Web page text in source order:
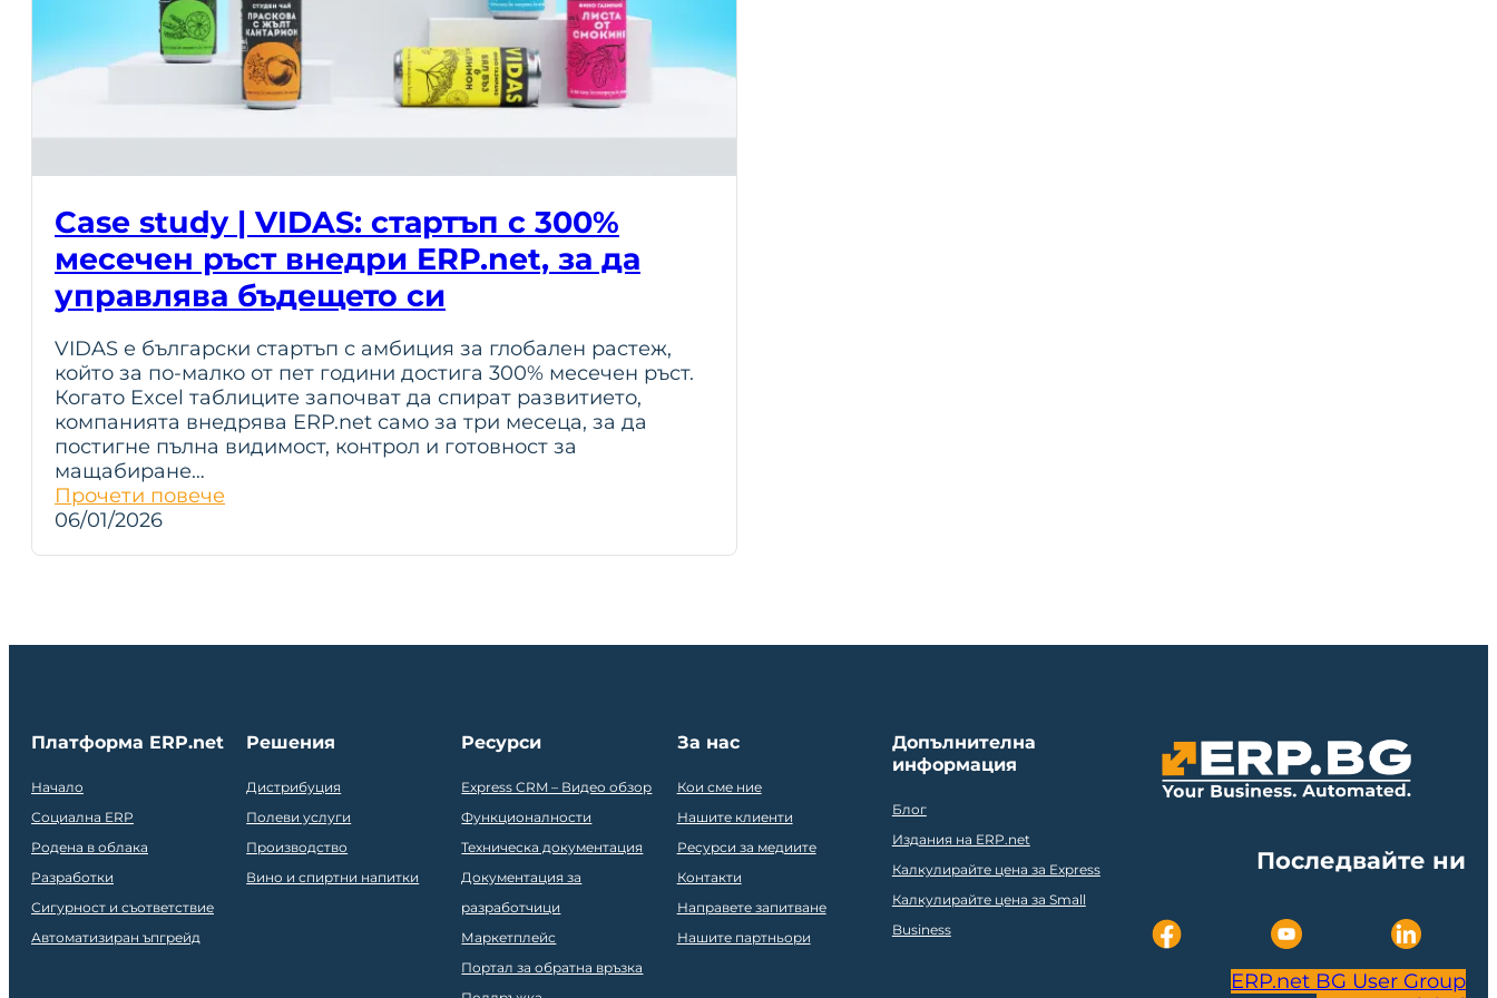
Case study | VIDAS: стартъп с 300%
месечен ръст внедри ERP.net, за да
управлява бъдещето си
VIDAS е български стартъп с амбиция за глобален растеж,
който за по-малко от пет години достига 300% месечен ръст.
Когато Excel таблиците започват да спират развитието,
компанията внедрява ERP.net само за три месеца, за да
постигне пълна видимост, контрол и готовност за
мащабиране…
Прочети повече
06/01/2026
Платформа ERP.net
Начало
Социална ERP
Родена в облака
Разработки
Сигурност и съответствие
Автоматизиран ъпгрейд
Решения
Дистрибуция
Полеви услуги
Производство
Вино и спиртни напитки
Ресурси
Express CRM – Видео обзор
Функционалности
Техническа документация
Документация за
разработчици
Маркетплейс
Портал за обратна връзка
За нас
Кои сме ние
Нашите клиенти
Ресурси за медиите
Контакти
Направете запитване
Нашите партньори
Допълнителна
информация
Блог
Издания на ERP.net
Калкулирайте цена за Express
Калкулирайте цена за Small
Business
Последвайте ни
ERP.net BG User Group